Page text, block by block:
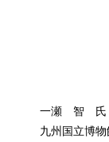
一瀬 智 氏
九州国立博